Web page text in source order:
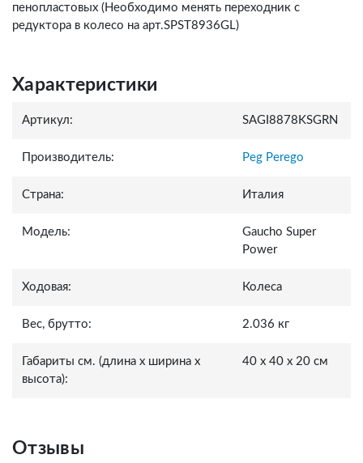
пенопластовых (Необходимо менять переходник с
редуктора в колесо на арт.SPST8936GL)
Характеристики
Артикул: SAGI8878KSGRN
Производитель: Peg Perego
Страна: Италия
Модель:
Gaucho Super
Power
Ходовая: Колеса
Вес, брутто: 2.036 кг
Габариты см. (длина x ширина x
высота):
40 x 40 x 20 см
Отзывы